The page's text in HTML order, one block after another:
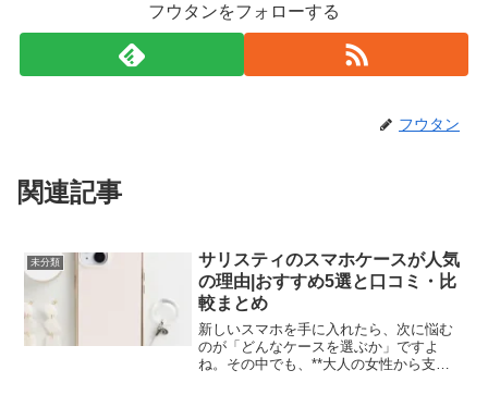
フウタンをフォローする
フウタン
関連記事
未分類
サリスティのスマホケースが人気
の理由|おすすめ5選と口コミ・比
較まとめ
新しいスマホを手に入れたら、次に悩む
のが「どんなケースを選ぶか」ですよ
ね。その中でも、**大人の女性から支持